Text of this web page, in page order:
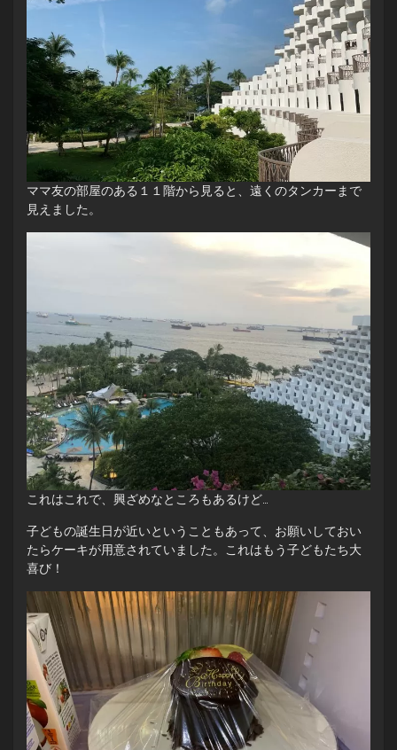
ママ友の部屋のある１１階から見ると、遠くのタンカーまで
見えました。
これはこれで、興ざめなところもあるけど…
子どもの誕生日が近いということもあって、お願いしておい
たらケーキが用意されていました。これはもう子どもたち大
喜び！